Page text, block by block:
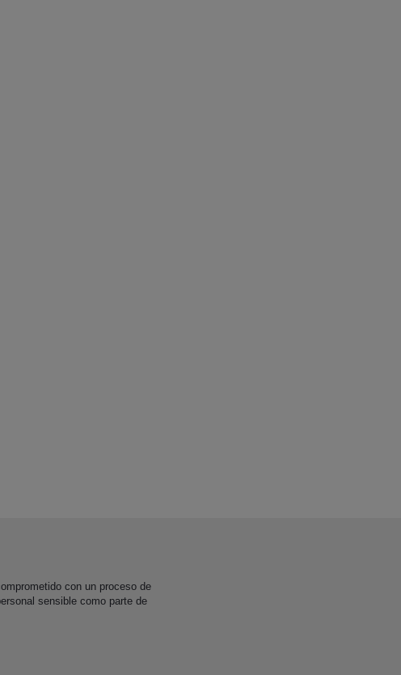
con un proceso de
sensible como parte de